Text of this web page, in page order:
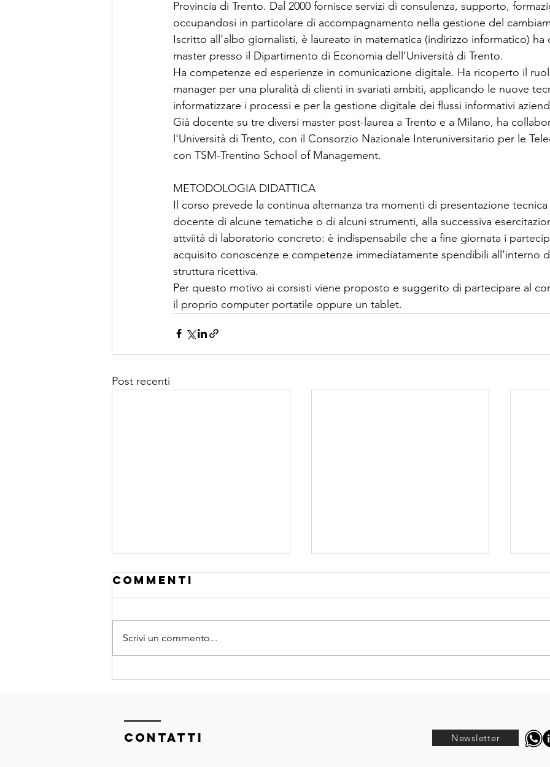
Provincia di Trento. Dal 2000 fornisce servizi di consulenza, supporto,
occupandosi in particolare di accompagnamento nella gestione del
Iscritto all’albo giornalisti, è laureato in matematica (indirizzo informatico) ha
master presso il Dipartimento di Economia dell’Università di Trento.
Ha competenze ed esperienze in comunicazione digitale. Ha ricoperto il
manager per una pluralità di clienti in svariati ambiti, applicando le nuove
informatizzare i processi e per la gestione digitale dei flussi informativi
Già docente su tre diversi master post-laurea a Trento e a Milano, ha
l'Università di Trento, con il Consorzio Nazionale Interuniversitario per le
con TSM-Trentino School of Management.
METODOLOGIA DIDATTICA
Il corso prevede la continua alternanza tra momenti di presentazione tecnica
docente di alcune tematiche o di alcuni strumenti, alla successiva
attviità di laboratorio concreto: è indispensabile che a fine giornata i
acquisito conoscenze e competenze immediatamente spendibili all’interno
struttura ricettiva.
Per questo motivo ai corsisti viene proposto e suggerito di partecipare al
il proprio computer portatile oppure un tablet.
Post recenti
Quando l’AI
del marketing
relazionale
Sostenibilità a
Commenti
Scrivi un commento...
ContaTTI Newsletter